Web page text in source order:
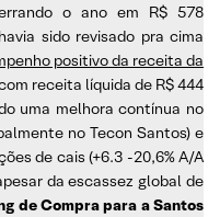
o ano em R$ 578
sido revisado pra cima
positivo da receita da
receita líquida de R$ 444
uma melhora contínua no
no Tecon Santos) e
de cais (+6.3 -20,6% A/A
da escassez global de
de Compra para a Santos